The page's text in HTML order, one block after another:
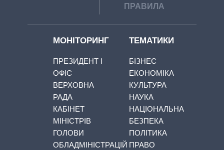
ПРАВИЛА
МОНІТОРИНГ
ПРЕЗИДЕНТ І
ОФІС
ВЕРХОВНА
РАДА
КАБІНЕТ
МІНІСТРІВ
ГОЛОВИ
ОБЛАДМІНІСТРАЦІЙ
ТЕМАТИКИ
БІЗНЕС
ЕКОНОМІКА
КУЛЬТУРА
НАУКА
НАЦІОНАЛЬНА
БЕЗПЕКА
ПОЛІТИКА
ПРАВО